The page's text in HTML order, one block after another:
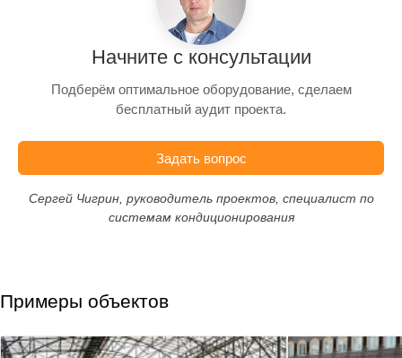
Начните с консультации
Подберём оптимальное оборудование, сделаем
бесплатный аудит проекта.
Задать вопрос
Сергей Чигрин, руководитель проектов, специалист по
системам кондиционирования
Примеры объектов